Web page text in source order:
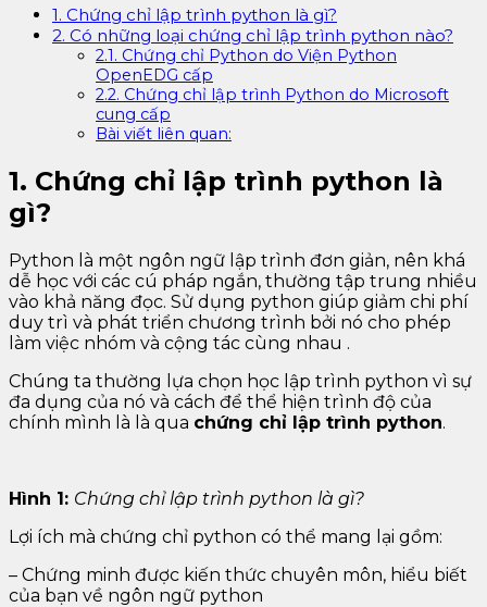
1. Chứng chỉ lập trình python là gì?
2. Có những loại chứng chỉ lập trình python nào?
2.1. Chứng chỉ Python do Viện Python
OpenEDG cấp
2.2. Chứng chỉ lập trình Python do Microsoft
cung cấp
Bài viết liên quan:
1. Chứng chỉ lập trình python là
gì?
Python là một ngôn ngữ lập trình đơn giản, nên khá
dễ học với các cú pháp ngắn, thường tập trung nhiều
vào khả năng đọc. Sử dụng python giúp giảm chi phí
duy trì và phát triển chương trình bởi nó cho phép
làm việc nhóm và cộng tác cùng nhau .
Chúng ta thường lựa chọn học lập trình python vì sự
đa dụng của nó và cách để thể hiện trình độ của
chính mình là là qua chứng chỉ lập trình python.
Hình 1: Chứng chỉ lập trình python là gì?
Lợi ích mà chứng chỉ python có thể mang lại gồm:
– Chứng minh được kiến thức chuyên môn, hiểu biết
của bạn về ngôn ngữ python